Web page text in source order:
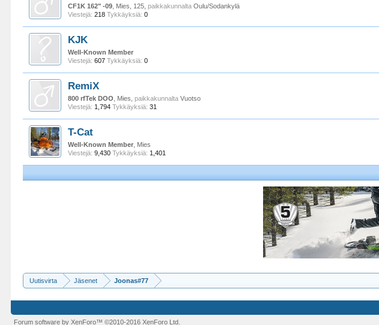
CF1K 162" -09 , Mies, 125,paikkakunnalta Oulu/Sodankylä
Viestejä: 218 Tykkäyksiä: 0
KJK
Well-Known Member
Viestejä: 607 Tykkäyksiä: 0
RemiX
800 rfTek DOO , Mies,paikkakunnalta Vuotso
Viestejä: 1,794 Tykkäyksiä: 31
T-Cat
Well-Known Member , Mies
Viestejä: 9,430 Tykkäyksiä: 1,401
Uutisvirta Jäsenet Joonas#77
Forum software by XenForo™©2010-2016 XenForo Ltd.